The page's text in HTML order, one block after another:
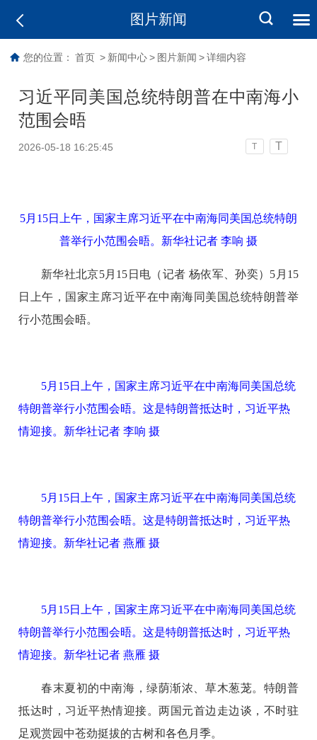
图片新闻
您的位置： 首页 > 新闻中心 > 图片新闻 > 详细内容
习近平同美国总统特朗普在中南海小
范围会晤
2026-05-18 16:25:45 T T
5月15日上午，国家主席习近平在中南海同美国总统特朗
普举行小范围会晤。新华社记者 李响 摄
新华社北京5月15日电（记者 杨依军、孙奕）5月15
日上午，国家主席习近平在中南海同美国总统特朗普举
行小范围会晤。
5月15日上午，国家主席习近平在中南海同美国总统
特朗普举行小范围会晤。这是特朗普抵达时，习近平热
情迎接。新华社记者 李响 摄
5月15日上午，国家主席习近平在中南海同美国总统
特朗普举行小范围会晤。这是特朗普抵达时，习近平热
情迎接。新华社记者 燕雁 摄
5月15日上午，国家主席习近平在中南海同美国总统
特朗普举行小范围会晤。这是特朗普抵达时，习近平热
情迎接。新华社记者 燕雁 摄
春末夏初的中南海，绿荫渐浓、草木葱茏。特朗普
抵达时，习近平热情迎接。两国元首边走边谈，不时驻
足观赏园中苍劲挺拔的古树和各色月季。